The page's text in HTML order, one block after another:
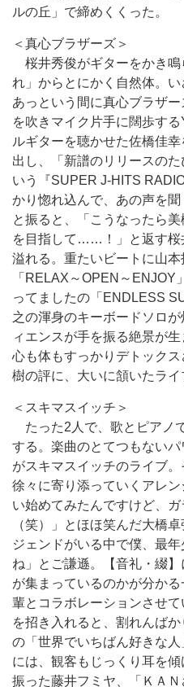
ルの丘」で締めくくった。
＜真心ブラザーズ＞
桜井秀俊がギターをかき鳴
れ」からとにかく自然体。い
あっという間に真心ブラザ
を吹きマイク片手に闊歩す
ルギターを聴かせた佐橋佳
出し、「新譜のリリースの
いう『SUPER J-HITS
かり惚れ込んで、あの声を聞
と振ると、「こうなったら
を目指して……！」と返す桜
溢れる。重たいビートに山
「RELAX～OPEN～
ってましたの「ENDLESS
之の渾身のキーボードソロ
ィエンスが手を振る絶景が
心も体もすっかりデトック
樹の評に、大いに頷いたライ
＜スキマスイッチ＞
たった2人で、歌とピアノ
する。楽曲のとてつもない
がスキマスイッチのライブ
徐々に寄り添っていくアレ
い始めてみたんですけど、
（笑）」とほほ笑んだ大橋
ジェンドがいる中で僕、最
ね」とご謙遜。【音礼・綴
が集まっているのかが分か
輩とコラボレーションさせ
を招き入れると、割れんば
の「世界でいちばん好きな
には、観客もじっくり耳を
振った藤井フミヤ、「 ＫＡＮ